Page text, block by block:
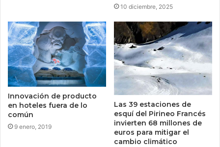
10 diciembre, 2025
Innovación de producto
en hoteles fuera de lo
común
9 enero, 2019
Las 39 estaciones de
esquí del Pirineo Francés
invierten 68 millones de
euros para mitigar el
cambio climático